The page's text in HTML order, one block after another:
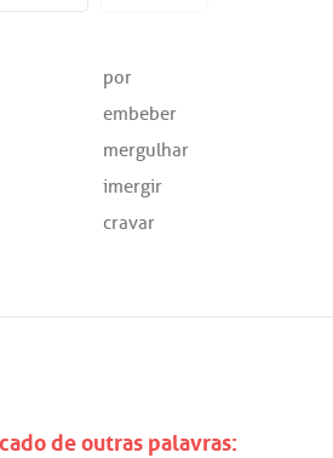
por
embeber
mergulhar
imergir
cravar
de outras palavras: